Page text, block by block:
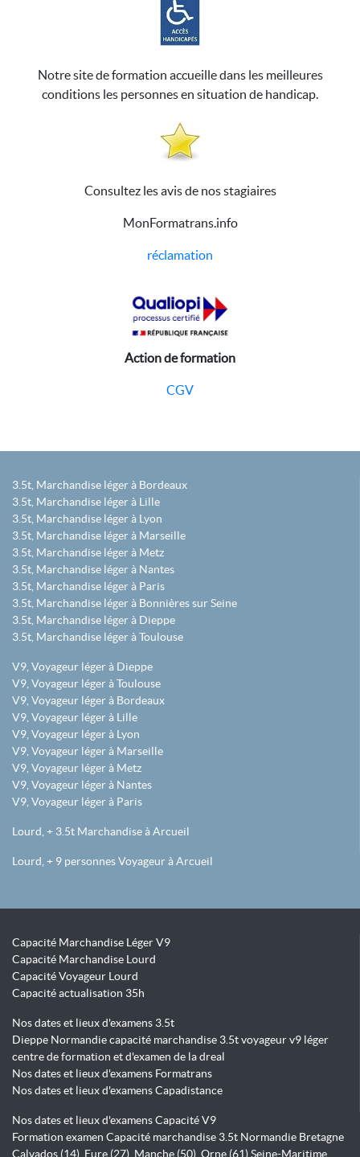
Notre site de formation accueille dans les meilleures
conditions les personnes en situation de handicap.
Consultez les avis de nos stagiaires
MonFormatrans.info
réclamation
Action de formation
CGV
3.5t, Marchandise léger à Bordeaux
3.5t, Marchandise léger à Lille
3.5t, Marchandise léger à Lyon
3.5t, Marchandise léger à Marseille
3.5t, Marchandise léger à Metz
3.5t, Marchandise léger à Nantes
3.5t, Marchandise léger à Paris
3.5t, Marchandise léger à Bonnières sur Seine
3.5t, Marchandise léger à Dieppe
3.5t, Marchandise léger à Toulouse
V9, Voyageur léger à Dieppe
V9, Voyageur léger à Toulouse
V9, Voyageur léger à Bordeaux
V9, Voyageur léger à Lille
V9, Voyageur léger à Lyon
V9, Voyageur léger à Marseille
V9, Voyageur léger à Metz
V9, Voyageur léger à Nantes
V9, Voyageur léger à Paris
Lourd, + 3.5t Marchandise à Arcueil
Lourd, + 9 personnes Voyageur à Arcueil
Capacité Marchandise Léger V9
Capacité Marchandise Lourd
Capacité Voyageur Lourd
Capacité actualisation 35h
Nos dates et lieux d'examens 3.5t
Dieppe Normandie capacité marchandise 3.5t voyageur v9 léger
centre de formation et d'examen de la dreal
Nos dates et lieux d'examens Formatrans
Nos dates et lieux d'examens Capadistance
Nos dates et lieux d'examens Capacité V9
Formation examen Capacité marchandise 3.5t Normandie Bretagne
Calvados (14), Eure (27), Manche (50), Orne (61) Seine-Maritime